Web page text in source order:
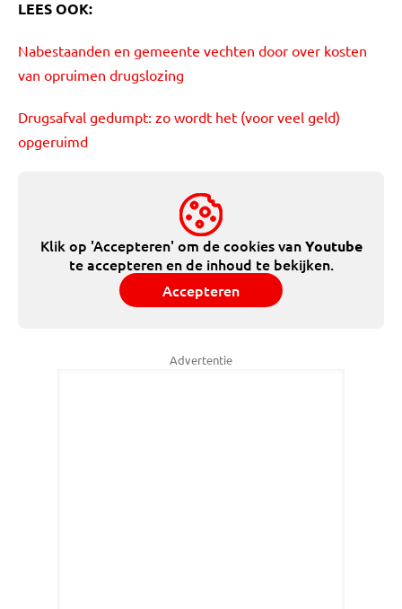
LEES OOK:
Nabestaanden en gemeente vechten door over kosten
van opruimen drugslozing
Drugsafval gedumpt: zo wordt het (voor veel geld)
opgeruimd
Klik op 'Accepteren' om de cookies vanYoutube
te accepteren en de inhoud te bekijken.
Accepteren
Advertentie